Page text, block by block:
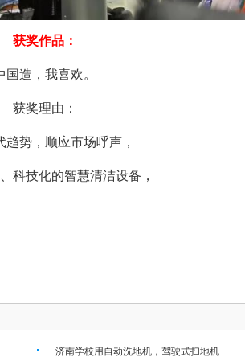
获奖作品：
国造，我喜欢。
获奖理由：
趋势，顺应市场呼声，
科技化的智慧清洁设备，
济南学校用自动洗地机，驾驶式扫地机